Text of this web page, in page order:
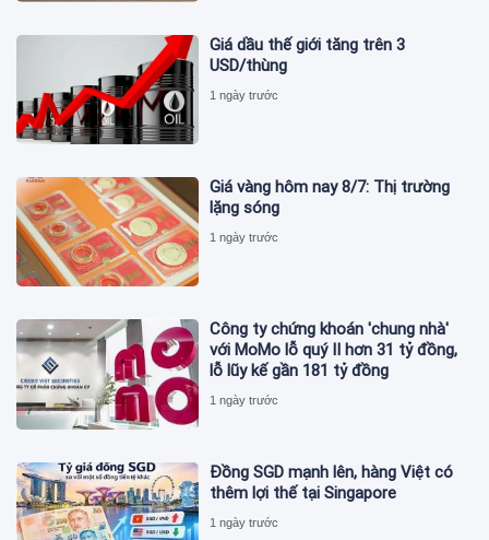
Giá dầu thế giới tăng trên 3
USD/thùng
1 ngày trước
Giá vàng hôm nay 8/7: Thị trường
lặng sóng
1 ngày trước
Công ty chứng khoán 'chung nhà'
với MoMo lỗ quý II hơn 31 tỷ đồng,
lỗ lũy kế gần 181 tỷ đồng
1 ngày trước
Đồng SGD mạnh lên, hàng Việt có
thêm lợi thế tại Singapore
1 ngày trước